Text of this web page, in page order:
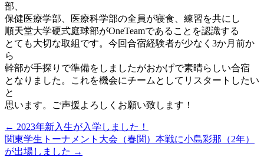
部、
保健医療学部、医療科学部の全員が寝食、練習を共にし
順天堂大学硬式庭球部がOneTeamであることを認識する
とても大切な取組です。今回合宿経験者が少なく3か月前か
ら
幹部が手探りで準備をしましたがおかげで素晴らしい合宿
となりました。これを機会にチームとしてリスタートしたい
と
思います。ご声援よろしくお願い致します！
Post
navigation
← 2023年新入生が入学しました！
関東学生トーナメント大会（春関）本戦に小島彩那（2年）
が出場しました →